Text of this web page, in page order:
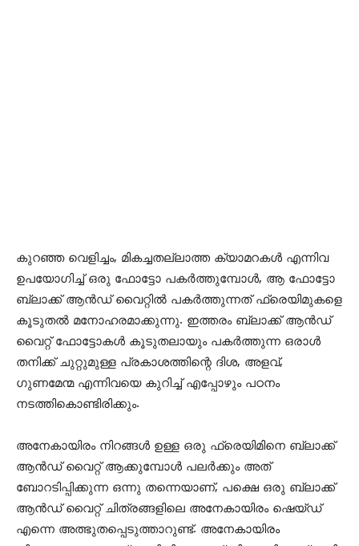
കുറഞ്ഞ വെളിച്ചം, മികച്ചതല്ലാത്ത ക്യാമറകൾ എന്നിവ
ഉപയോഗിച്ച് ഒരു ഫോട്ടോ പകർത്തുമ്പോൾ, ആ ഫോട്ടോ
ബ്ലാക്ക്‌ ആൻഡ് വൈറ്റിൽ പകർത്തുന്നത് ഫ്രെയിമുകളെ
കൂടുതൽ മനോഹരമാക്കുന്നു. ഇത്തരം ബ്ലാക്ക്‌ ആൻഡ്
വൈറ്റ് ഫോട്ടോകൾ കൂടുതലായും പകർത്തുന്ന ഒരാൾ
തനിക്ക് ചുറ്റുമുള്ള പ്രകാശത്തിന്റെ ദിശ, അളവ്,
ഗുണമേന്മ എന്നിവയെ കുറിച്ച് എപ്പോഴും പഠനം
നടത്തികൊണ്ടിരിക്കും.
അനേകായിരം നിറങ്ങൾ ഉള്ള ഒരു ഫ്രെയിമിനെ ബ്ലാക്ക്‌
ആൻഡ് വൈറ്റ് ആക്കുമ്പോൾ പലർക്കും അത്
ബോറടിപ്പിക്കുന്ന ഒന്നു തന്നെയാണ്, പക്ഷെ ഒരു ബ്ലാക്ക്‌
ആൻഡ് വൈറ്റ് ചിത്രങ്ങളിലെ അനേകായിരം ഷെയ്ഡ്
എന്നെ അത്ഭുതപ്പെടുത്താറുണ്ട്. അനേകായിരം